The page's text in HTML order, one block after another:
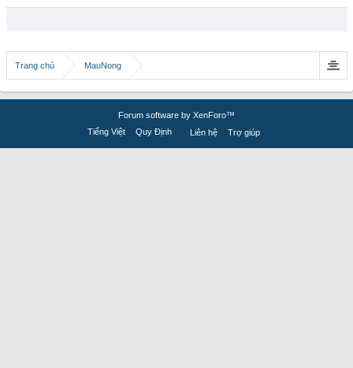
Trang chủ MauNong
Forum software by XenForo™
Tiếng Việt
Quy Định Liên hệ Trợ giúp